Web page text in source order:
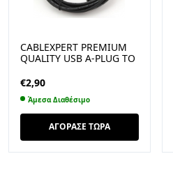
CABLEXPERT PREMIUM
QUALITY USB A-PLUG TO
USB2-AMBM-10)
€2,90
Άμεσα Διαθέσιμο
ΑΓΟΡΑΣΕ ΤΩΡΑ